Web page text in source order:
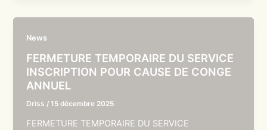
News
FERMETURE TEMPORAIRE DU SERVICE
INSCRIPTION POUR CAUSE DE CONGE
ANNUEL
Driss /15 décembre 2025
FERMETURE TEMPORAIRE DU SERVICE